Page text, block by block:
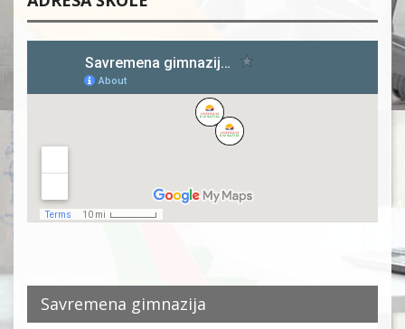
Savremena gimnazija